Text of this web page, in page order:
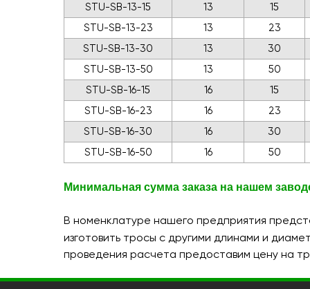
STU-SB-13-15
13
15
STU-SB-13-23
13
23
STU-SB-13-30
13
30
STU-SB-13-50
13
50
STU-SB-16-15
16
15
STU-SB-16-23
16
23
STU-SB-16-30
16
30
STU-SB-16-50
16 50
Минимальная сумма заказа на нашем
В номенклатуре нашего предприятия
изготовить тросы с другими длинами и
проведения расчета предоставим цену на